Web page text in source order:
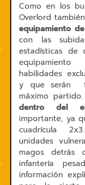
Como en los
Overlord
equipamiento
con las
estadísticas de
habilidades
y que serán
máximo partido.
dentro del
importante, ya
cuadrícula
unidades
magos detrás
infantería
información